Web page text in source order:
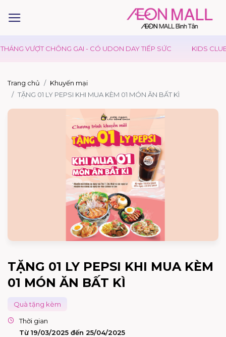
VƯỢT CHÔNG GAI - CÓ UDON DAY TIẾP SỨC KIDS CLUB
Trang chủ
Khuyến mại
TẶNG 01 LY PEPSI KHI MUA KÈM 01 MÓN ĂN BẤT KÌ
TẶNG 01 LY PEPSI KHI MUA KÈM
01 MÓN ĂN BẤT KÌ
Quà tặng kèm
Thời gian
Từ 19/03/2025 đến 25/04/2025